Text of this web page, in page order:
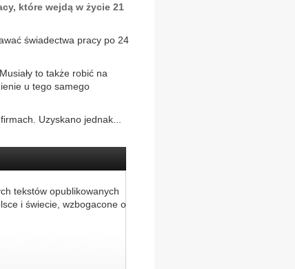
które wejdą w życie 21
świadectwa pracy po 24
to także robić na
u tego samego
Uzyskano jednak...
tekstów opublikowanych
i świecie, wzbogacone o